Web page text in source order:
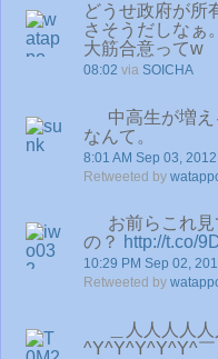
どうせ政府が所
さそうだしなぁ
大筋合意ってw
08:02 via SOICHA
中高生が増
なんて。
8:01 AM Sep 03, 2012
Retweeted by
お前らこれ
の？ http://t.co/
10:29 PM Sep 02,
Retweeted by
＿人人人人
^Y^Y^Y^Y^Y^￣